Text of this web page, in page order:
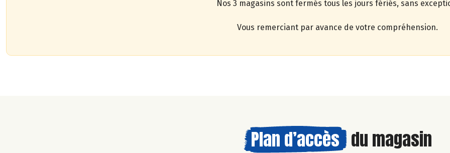
Nos 3 magasins sont fermés tous les jours fériés, sans
Vous remerciant par avance de votre compréhension.
Plan d’accès du magasin